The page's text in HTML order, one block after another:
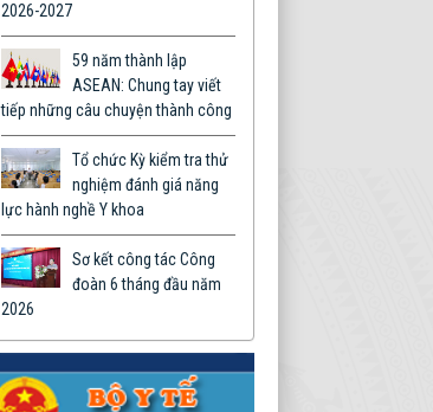
2026-2027
59 năm thành lập
ASEAN: Chung tay viết
tiếp những câu chuyện thành công
Tổ chức Kỳ kiểm tra thử
nghiệm đánh giá năng
lực hành nghề Y khoa
Sơ kết công tác Công
đoàn 6 tháng đầu năm
2026